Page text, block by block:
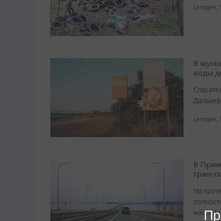
сегодня,
В
воды
сегодня,
В
На
массой